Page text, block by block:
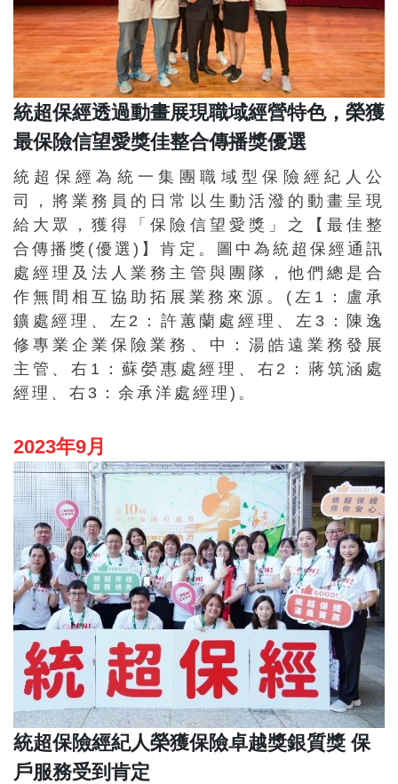
統超保經透過動畫展現職域經營特色，榮獲
最保險信望愛獎佳整合傳播獎優選
統超保經為統一集團職域型保險經紀人公
司，將業務員的日常以生動活潑的動畫呈現
給大眾，獲得「保險信望愛獎」之【最佳整
合傳播獎(優選)】肯定。圖中為統超保經通訊
處經理及法人業務主管與團隊，他們總是合
作無間相互協助拓展業務來源。(左1：盧承
鑛處經理、左2：許蕙蘭處經理、左3：陳逸
修專業企業保險業務、中：湯皓遠業務發展
主管、右1：蘇嫈惠處經理、右2：蔣筑涵處
經理、右3：余承洋處經理)。
2023年9月
統超保險經紀人榮獲保險卓越獎銀質獎 保
戶服務受到肯定